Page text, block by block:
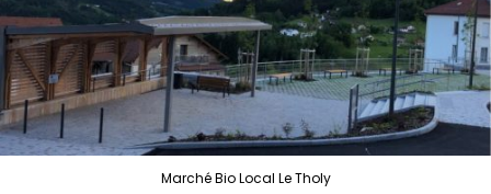
Marché Bio Local Le Tholy